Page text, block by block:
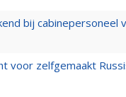
bij cabinepersoneel
voor zelfgemaakt